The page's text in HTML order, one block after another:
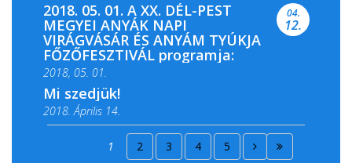
2018. 05. 01. A XX. DÉL-PEST
MEGYEI ANYÁK NAPI
VIRÁGVÁSÁR ÉS ANYÁM TYÚKJA
FŐZŐFESZTIVÁL programja:
2018, 05. 01.
04.
12.
Mi szedjük!
2018. Április 14.
2018. Április 15.
1 2 3 4 5